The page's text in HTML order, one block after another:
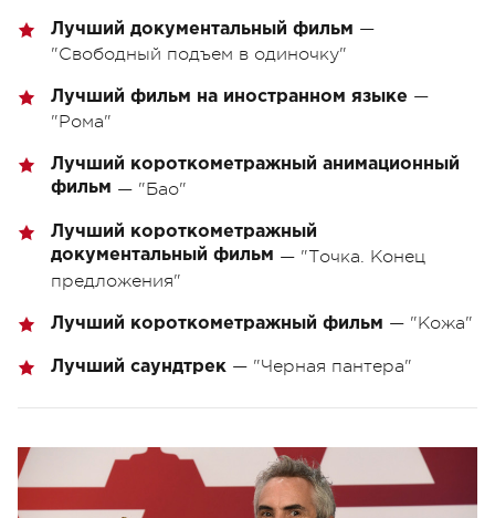
Лучший документальный фильм —
"Свободный подъем в одиночку"
Лучший фильм на иностранном языке —
"Рома"
Лучший короткометражный анимационный
фильм — "Бао"
Лучший короткометражный
документальный фильм — "Точка. Конец
предложения"
Лучший короткометражный фильм — "Кожа"
Лучший саундтрек — "Черная пантера"